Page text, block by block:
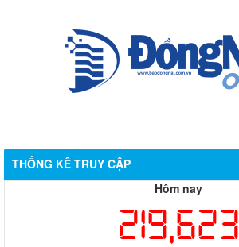
THỐNG KÊ TRUY CẬP
Hôm nay
219,623